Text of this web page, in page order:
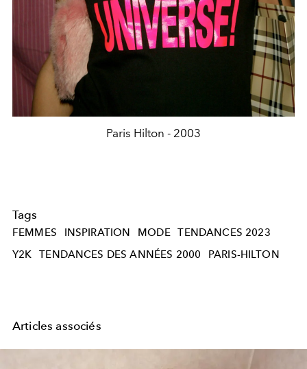
Paris Hilton - 2003
Tags
FEMMES INSPIRATION MODE TENDANCES 2023
Y2K
TENDANCES DES ANNÉES 2000 PARIS-HILTON
Articles associés